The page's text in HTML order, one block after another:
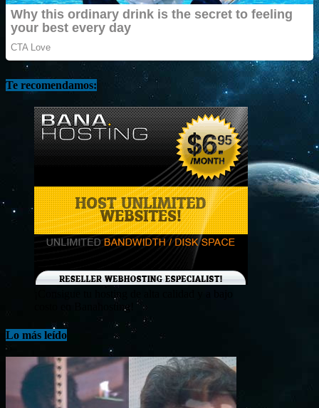
Te recomendamos:
¡Consigue tu hosting de alta calidad y a bajo
costo en Banahosting!
Lo más leído